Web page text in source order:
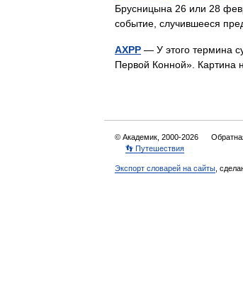
Брусницына 26 или 28
событие, случившееся
АХРР — У этого термина
Первой Конной». Картина
© Академик, 2000-2026
👣 Путешествия
Экспорт словарей на сайты ,